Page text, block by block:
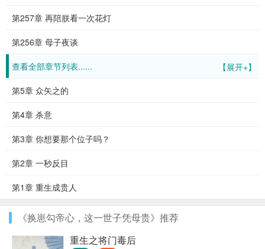
第257章 再陪朕看一次花灯
第256章 母子夜谈
【展开+】
查看全部章节列表......
第5章 众矢之的
第4章 杀意
第3章 你想要那个位子吗？
第2章 一秒反目
第1章 重生成贵人
《换崽勾帝心，这一世子凭母贵》推荐
重生之将门毒后